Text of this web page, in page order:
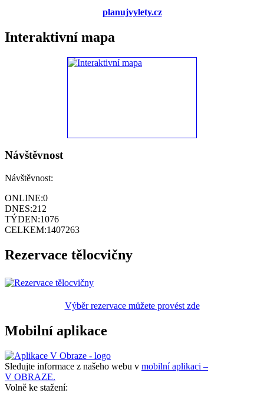
planujvylety.cz
Interaktivní mapa
Návštěvnost
Návštěvnost:
ONLINE:0
DNES:212
TÝDEN:1076
CELKEM:1407263
Rezervace tělocvičny
Výběr rezervace můžete provést zde
Mobilní aplikace
Sledujte informace z našeho webu v mobilní aplikaci –
V OBRAZE.
Volně ke stažení: